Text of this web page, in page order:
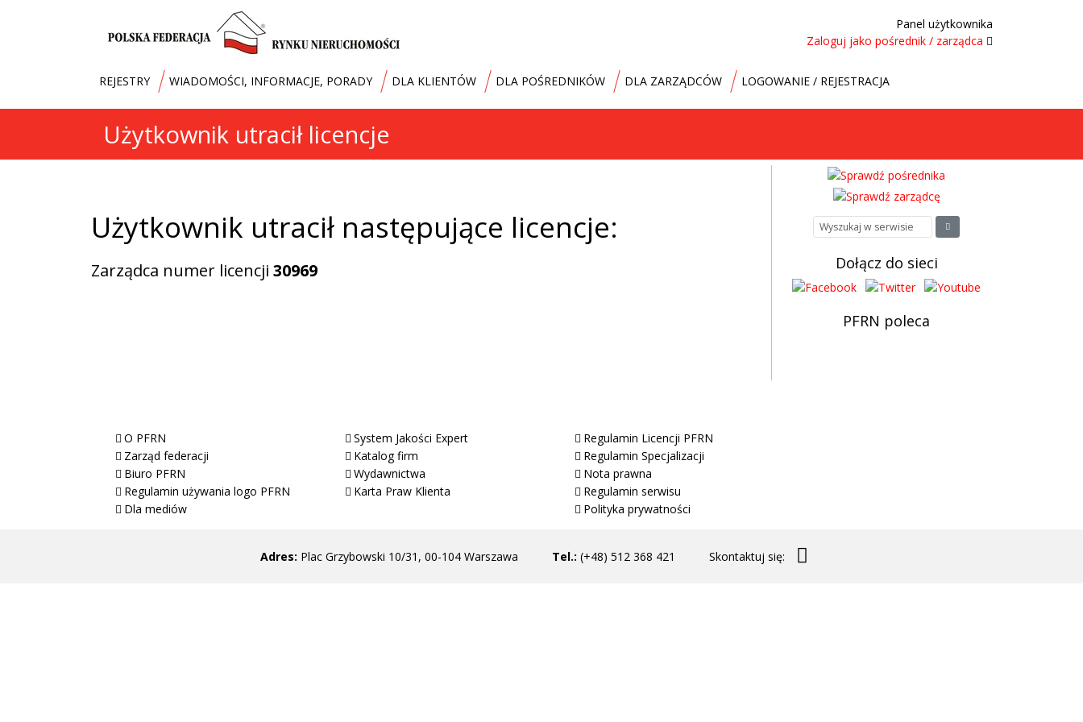
Panel użytkownika
Zaloguj jako pośrednik / zarządca
REJESTRY WIADOMOŚCI, INFORMACJE, PORADY DLA KLIENTÓW DLA POŚREDNIKÓW DLA ZARZĄDCÓW LOGOWANIE / REJESTRACJA
Użytkownik utracił licencje
Użytkownik utracił następujące licencje:
Zarządca numer licencji 30969 Dołącz do sieci
PFRN poleca
O PFRN
Zarząd federacji
Biuro PFRN
Regulamin używania logo PFRN
Dla mediów
System Jakości Expert
Katalog firm
Wydawnictwa
Karta Praw Klienta
Regulamin Licencji PFRN
Regulamin Specjalizacji
Nota prawna
Regulamin serwisu
Polityka prywatności
Adres: Plac Grzybowski 10/31, 00-104 Warszawa Tel.: (+48) 512 368 421 Skontaktuj się: